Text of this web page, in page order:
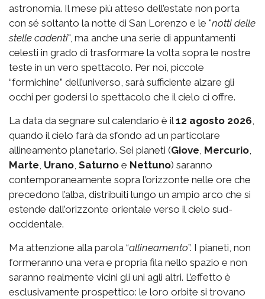
astronomia. Il mese più atteso dell’estate non porta
con sé soltanto la notte di San Lorenzo e le "notti delle
stelle cadenti", ma anche una serie di appuntamenti
celesti in grado di trasformare la volta sopra le nostre
teste in un vero spettacolo. Per noi, piccole
“formichine” dell’universo, sarà sufficiente alzare gli
occhi per godersi lo spettacolo che il cielo ci offre.
La data da segnare sul calendario è il 12 agosto 2026
quando il cielo farà da sfondo ad un particolare
allineamento planetario. Sei pianeti (Giove Mercurio
Marte Urano Saturno e Nettuno) saranno
contemporaneamente sopra l’orizzonte nelle ore che
precedono l’alba, distribuiti lungo un ampio arco che si
estende dall’orizzonte orientale verso il cielo sud-
occidentale.
Ma attenzione alla parola “allineamento”. I pianeti, non
formeranno una vera e propria fila nello spazio e non
saranno realmente vicini gli uni agli altri. L’effetto è
esclusivamente prospettico: le loro orbite si trovano